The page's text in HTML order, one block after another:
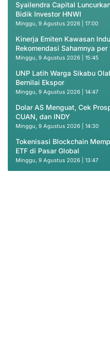
Syailendra Capital
Bidik Investor HNWI
Minggu, 9 Agustus 2026 | 17:00
Kinerja Emiten Kawasan
Rekomendasi Sahamnya
Minggu, 9 Agustus 2026 | 15:45
UNP Latih Warga Sikabu
Bernilai Ekspor
Minggu, 9 Agustus 2026 | 14:47
Dolar AS Menguat, Cek
CUAN, dan INDY
Minggu, 9 Agustus 2026 | 14:30
Tokenisasi Blockchain
ETF di Pasar Global
Minggu, 9 Agustus 2026 | 13:47